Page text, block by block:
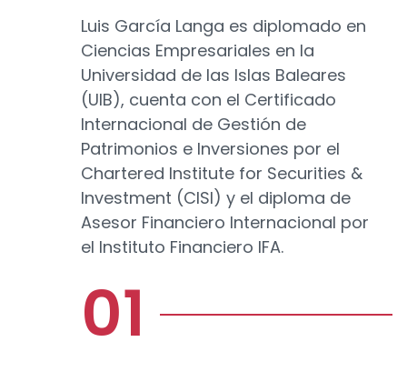
Luis García Langa es diplomado en
Ciencias Empresariales en la
Universidad de las Islas Baleares
(UIB), cuenta con el Certificado
Internacional de Gestión de
Patrimonios e Inversiones por el
Chartered Institute for Securities &
Investment (CISI) y el diploma de
Asesor Financiero Internacional por
el Instituto Financiero IFA.